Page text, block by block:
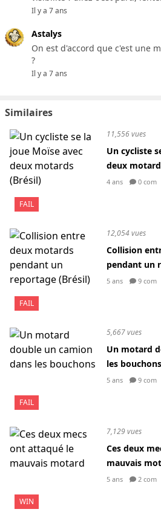
Il y a 7 ans
Astalys
On est d'accord que c'est une
?
Il y a 7 ans
Similaires
FAIL
11,556 vues
Un cycliste
deux
4 ans 0 com
FAIL
12,054 vues
Collision
pendant un
5 ans 9 com
FAIL
5,667 vues
Un motard
les bouchons
5 ans 9 com
WIN
7,129 vues
Ces deux
mauvais
5 ans 2 com